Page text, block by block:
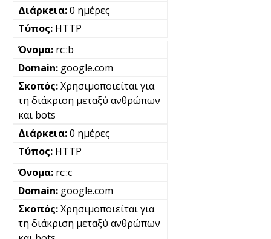
0 ημέρες
HTTP
rc::b
google.com
Χρησιμοποιείται για
τη διάκριση μεταξύ ανθρώπων
και bots
0 ημέρες
HTTP
rc::c
google.com
Χρησιμοποιείται για
τη διάκριση μεταξύ ανθρώπων